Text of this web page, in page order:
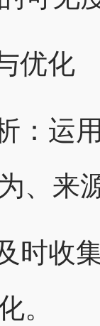
优化
：运
、来
时收
。